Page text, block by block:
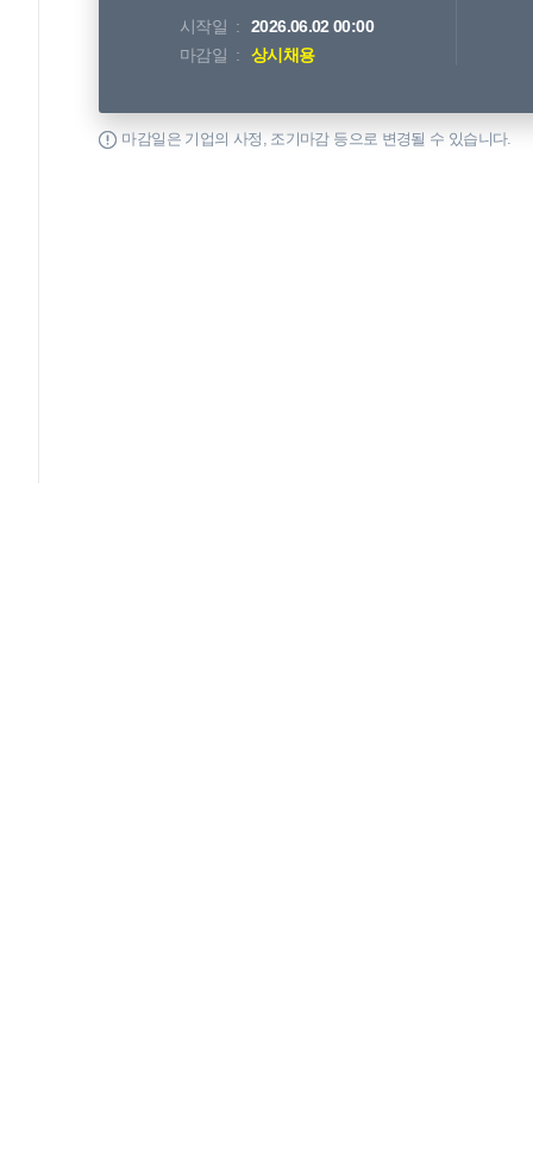
시작일
2026.06.02 00:00
마감일
상시채용
마감일은 기업의 사정, 조기마감 등으로 변경될 수 있습니다.